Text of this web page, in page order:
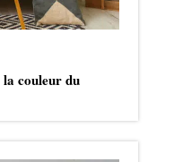
la couleur du